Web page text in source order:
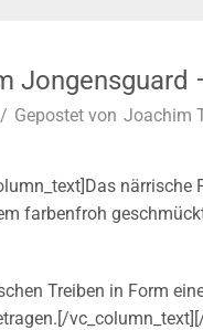
Jongensguard
/ Gepostet von Joachim
farbenfroh
Treiben in Form